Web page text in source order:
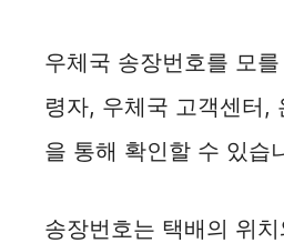
우체국 송장번호를 모
령자, 우체국 고객센터,
을 통해 확인할 수 있습
송장번호는 택배의 위